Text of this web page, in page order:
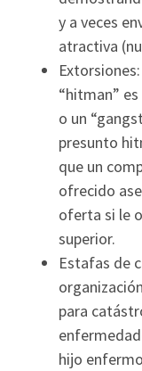
y a veces
atractiva
“hitman”
o un
presunto
que un
ofrecido
oferta si le
superior.
Estafas de
para
hijo